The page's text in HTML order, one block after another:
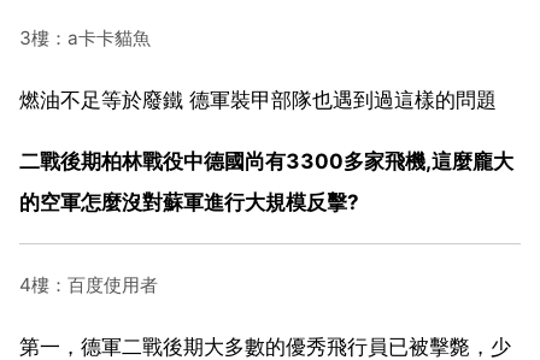
3樓：a卡卡貓魚
燃油不足等於廢鐵 德軍裝甲部隊也遇到過這樣的問題
二戰後期柏林戰役中德國尚有3300多家飛機,這麼龐大
的空軍怎麼沒對蘇軍進行大規模反擊?
4樓：百度使用者
第一，德軍二戰後期大多數的優秀飛行員已被擊斃，少